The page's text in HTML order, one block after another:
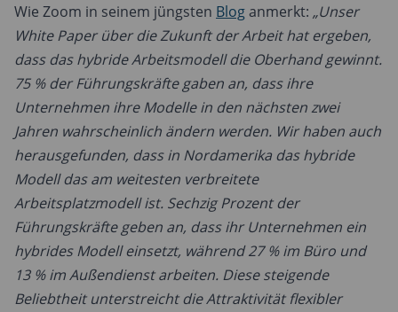
Wie Zoom in seinem jüngsten Bloganmerkt: „Unser
White Paper über die Zukunft der Arbeit hat ergeben,
dass das hybride Arbeitsmodell die Oberhand gewinnt.
75 % der Führungskräfte gaben an, dass ihre
Unternehmen ihre Modelle in den nächsten zwei
Jahren wahrscheinlich ändern werden. Wir haben auch
herausgefunden, dass in Nordamerika das hybride
Modell das am weitesten verbreitete
Arbeitsplatzmodell ist. Sechzig Prozent der
Führungskräfte geben an, dass ihr Unternehmen ein
hybrides Modell einsetzt, während 27 % im Büro und
13 % im Außendienst arbeiten. Diese steigende
Beliebtheit unterstreicht die Attraktivität flexibler